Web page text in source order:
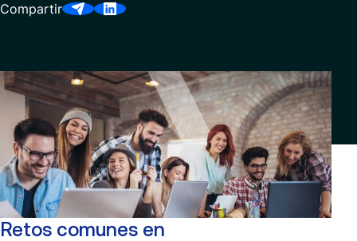
Compartir
Retos comunes en la gestión de